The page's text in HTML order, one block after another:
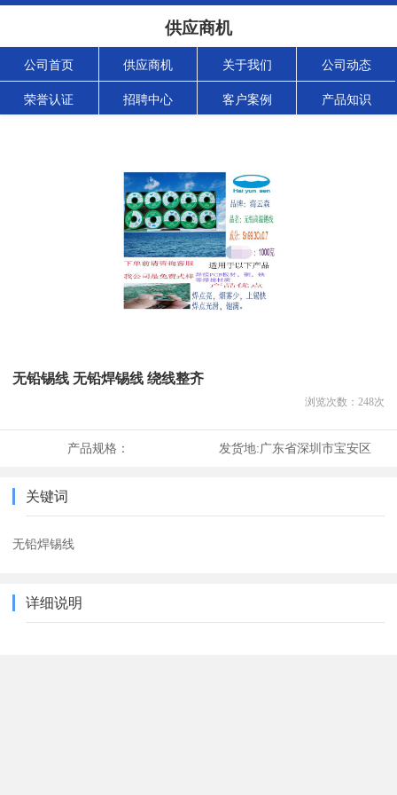
供应商机
公司首页 供应商机 关于我们 公司动态
荣誉认证 招聘中心 客户案例 产品知识
无铅锡线 无铅焊锡线 绕线整齐
浏览次数： 248次
产品规格： 发货地:广东省深圳市宝安区
关键词
无铅焊锡线
详细说明